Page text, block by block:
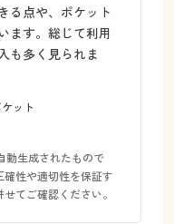
る点や、ポケット
ます。総じて利用
も多く見られま
ット
動生成されたもので
性や適切性を保証す
てご確認ください。